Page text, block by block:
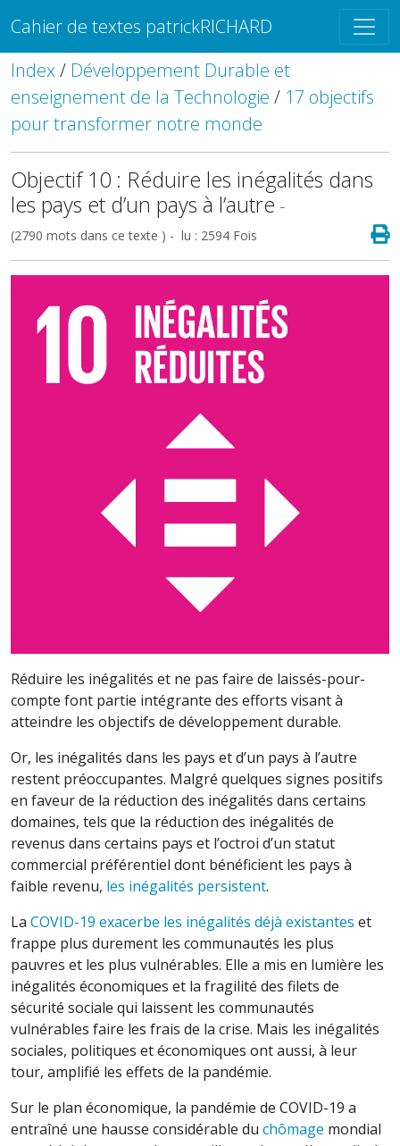
Cahier de textes patrickRICHARD
Index/ Développement Durable et
enseignement de la Technologie / 17 objectifs
pour transformer notre monde
Objectif 10 : Réduire les inégalités dans
les pays et d’un pays à l’autre -
(2790 mots dans ce texte ) - lu : 2594 Fois
Réduire les inégalités et ne pas faire de laissés-pour-
compte font partie intégrante des efforts visant à
atteindre les objectifs de développement durable.
Or, les inégalités dans les pays et d’un pays à l’autre
restent préoccupantes. Malgré quelques signes positifs
en faveur de la réduction des inégalités dans certains
domaines, tels que la réduction des inégalités de
revenus dans certains pays et l’octroi d’un statut
commercial préférentiel dont bénéficient les pays à
faible revenu, les inégalités persistent.
La COVID-19 exacerbe les inégalités déjà existantes et
frappe plus durement les communautés les plus
pauvres et les plus vulnérables. Elle a mis en lumière les
inégalités économiques et la fragilité des filets de
sécurité sociale qui laissent les communautés
vulnérables faire les frais de la crise. Mais les inégalités
sociales, politiques et économiques ont aussi, à leur
tour, amplifié les effets de la pandémie.
Sur le plan économique, la pandémie de COVID-19 a
entraîné une hausse considérable du chômage mondial